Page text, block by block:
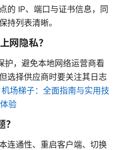
的 IP、端口与证书信息，同
持列表清晰。
网隐私？
护，避免本地网络运营商看
选择供应商时要关注其日志
机场梯子：全面指南与实用技
验
连通性、重启客户端、切换